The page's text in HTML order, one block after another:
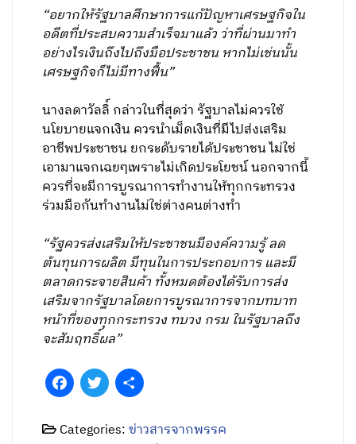
“อยากให้รัฐบาลศึกษาการแก้ปัญหาเศรษฐกิจใน
อดีตที่ประสบความสำเร็จมาแล้ว ว่าที่ผ่านมาทำ
อย่างไรเงินถึงไปถึงมือประชาชน หากไม่เช่นนั้น
เศรษฐกิจก็ไม่มีทางฟื้น”
นางลดาวัลลิ์ กล่าวในที่สุดว่า รัฐบาลไม่ควรใช้
นโยบายแจกเงิน ควรนำเม็ดเงินที่มีไปส่งเสริม
อาชีพประชาชน ยกระดับรายได้ประชาชน ไม่ใช่
เอามาแจกเฉยๆเพราะไม่เกิดประโยชน์ นอกจากนี้
ควรที่จะมีการบูรณาการทำงานให้ทุกกระทรวง
ร่วมมือกันทำงานไม่ใช่ต่างคนต่างทำ
“รัฐควรส่งเสริมให้ประชาชนมีองค์ความรู้ ลด
ต้นทุนการผลิต มีทุนในการประกอบการ และมี
ตลาดกระจายสินค้า ทั้งหมดต้องได้รับการส่ง
เสริมจากรัฐบาลโดยการบูรณาการจากบทบาท
หน้าที่ของทุกกระทรวง ทบวง กรม ในรัฐบาลถึง
จะสัมฤทธิ์ผล”
FacebookTwitter
Categories:ข่าวสารจากพรรค